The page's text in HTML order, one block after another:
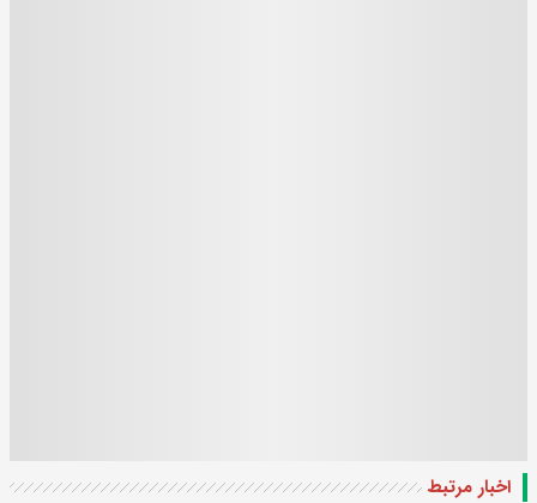
اخبار مرتبط